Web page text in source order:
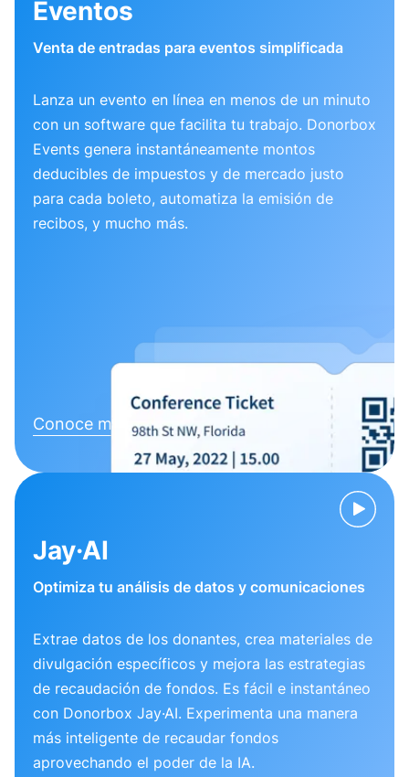
Eventos
Venta de entradas para eventos simplificada
Lanza un evento en línea en menos de un minuto
con un software que facilita tu trabajo. Donorbox
Events genera instantáneamente montos
deducibles de impuestos y de mercado justo
para cada boleto, automatiza la emisión de
recibos, y mucho más.
Conoce más
Jay·AI
Optimiza tu análisis de datos y comunicaciones
Extrae datos de los donantes, crea materiales de
divulgación específicos y mejora las estrategias
de recaudación de fondos. Es fácil e instantáneo
con Donorbox Jay·AI. Experimenta una manera
más inteligente de recaudar fondos
aprovechando el poder de la IA.